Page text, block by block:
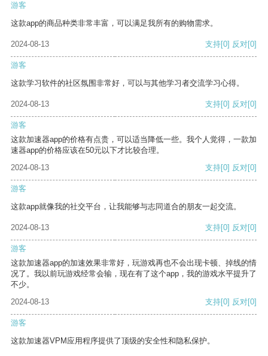
游客
这款app的商品种类非常丰富，可以满足我所有的购物需求。
2024-08-13 支持[0] 反对[0]
游客
这款学习软件的社区氛围非常好，可以与其他学习者交流学习心得。
2024-08-13 支持[0] 反对[0]
游客
这款加速器app的价格有点贵，可以适当降低一些。我个人觉得，一款加
速器app的价格应该在50元以下才比较合理。
2024-08-13
支持[0] 反对[0]
游客
这款app就像我的社交平台，让我能够与志同道合的朋友一起交流。
2024-08-13 支持[0] 反对[0]
游客
这款加速器app的加速效果非常好，玩游戏再也不会出现卡顿、掉线的情
况了。我以前玩游戏经常会输，现在有了这个app，我的游戏水平提升了
不少。
2024-08-13
支持[0] 反对[0]
游客
这款加速器VPM应用程序提供了顶级的安全性和隐私保护。